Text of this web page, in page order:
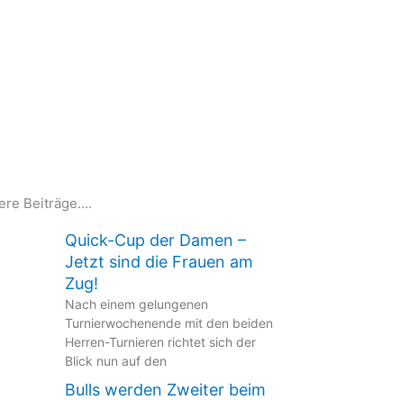
Beiträge....
Quick-Cup der Damen –
Jetzt sind die Frauen am
Zug!
Nach einem gelungenen
Turnierwochenende mit den beiden
Herren-Turnieren richtet sich der
Blick nun auf den
Bulls werden Zweiter beim